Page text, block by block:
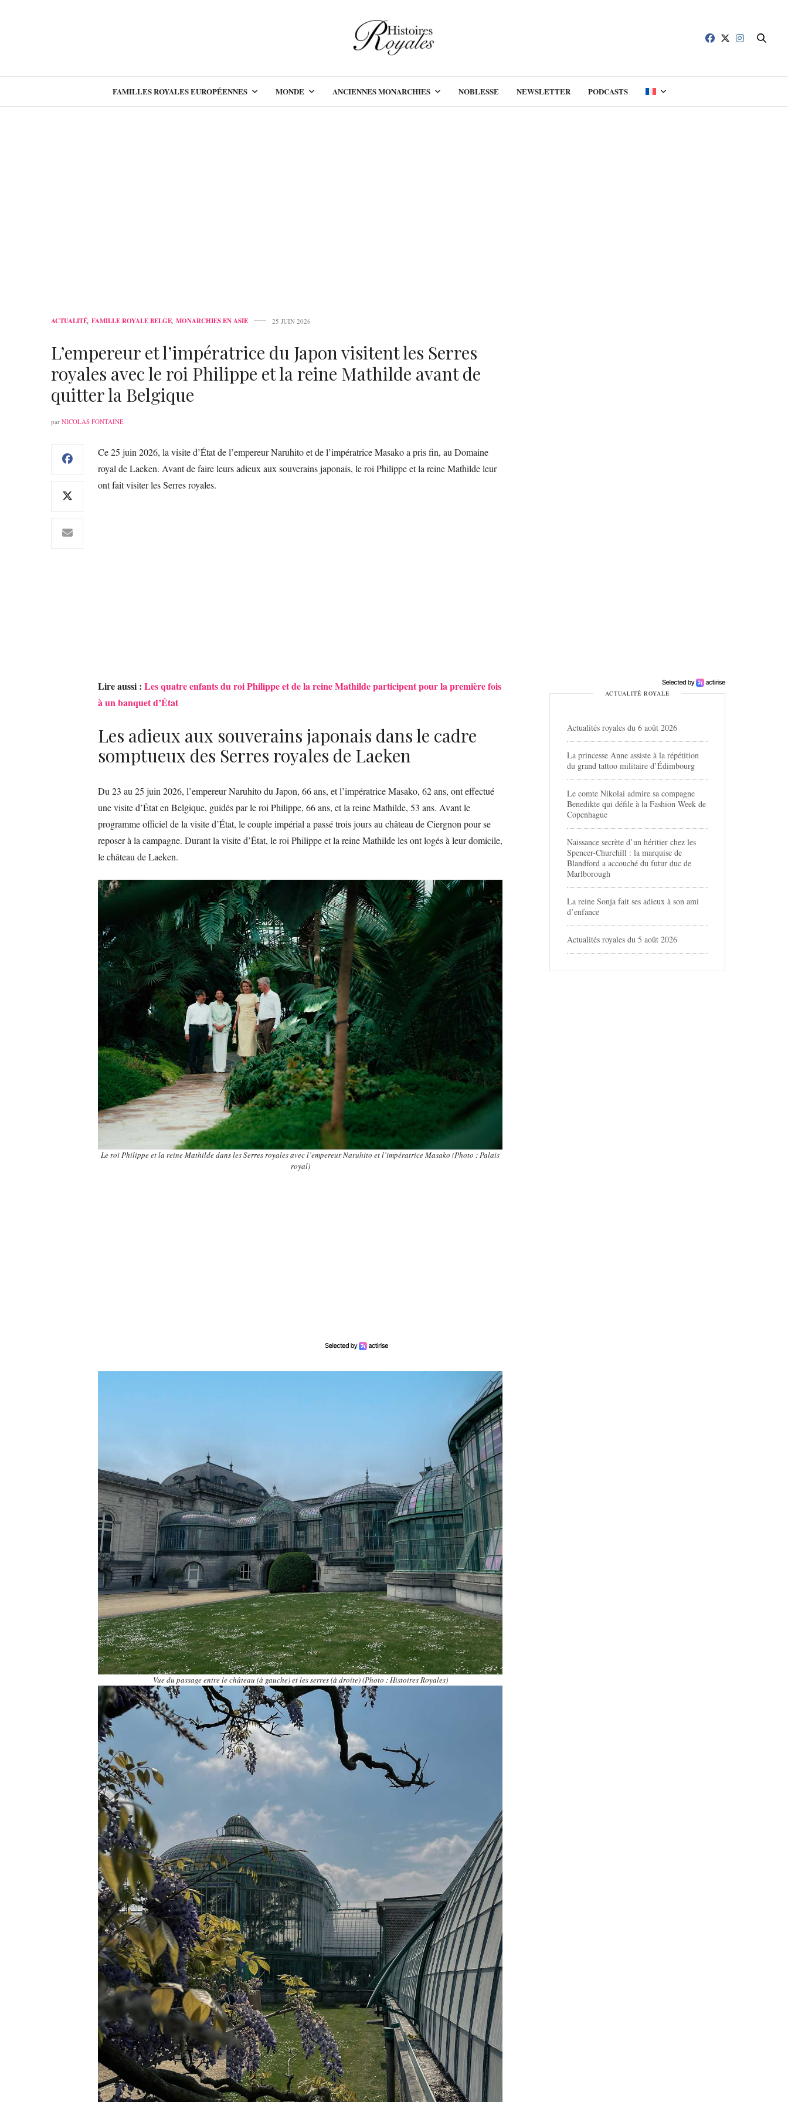
FAMILLES ROYALES EUROPÉENNES MONDE ANCIENNES MONARCHIES NOBLESSE NEWSLETTER PODCASTS
ACTUALITÉ, FAMILLE ROYALE BELGE, MONARCHIES EN ASIE 25 JUIN 2026
L’empereur et l’impératrice du Japon visitent les Serres
royales avec le roi Philippe et la reine Mathilde avant de
quitter la Belgique
par NICOLAS FONTAINE
Ce 25 juin 2026, la visite d’État de l’empereur Naruhito et de l’impératrice Masako a pris fin, au Domaine
royal de Laeken. Avant de faire leurs adieux aux souverains japonais, le roi Philippe et la reine Mathilde leur
ont fait visiter les Serres royales.
Lire aussi : Les quatre enfants du roi Philippe et de la reine Mathilde participent pour la première fois
à un banquet d’État
Les adieux aux souverains japonais dans le cadre
somptueux des Serres royales de Laeken
Du 23 au 25 juin 2026, l’empereur Naruhito du Japon, 66 ans, et l’impératrice Masako, 62 ans, ont effectué
une visite d’État en Belgique, guidés par le roi Philippe, 66 ans, et la reine Mathilde, 53 ans. Avant le
programme officiel de la visite d’État, le couple impérial a passé trois jours au château de Ciergnon pour se
reposer à la campagne. Durant la visite d’État, le roi Philippe et la reine Mathilde les ont logés à leur domicile,
le château de Laeken.
Le roi Philippe et la reine Mathilde dans les Serres royales avec l’empereur Naruhito et l’impératrice Masako (Photo : Palais
royal)
Vue du passage entre le château (à gauche) et les serres (à droite) (Photo : Histoires Royales)
ACTUALITÉ ROYALE
Actualités royales du 6 août 2026
La princesse Anne assiste à la répétition
du grand tattoo militaire d’Édimbourg
Le comte Nikolai admire sa compagne
Benedikte qui défile à la Fashion Week de
Copenhague
Naissance secrète d’un héritier chez les
Spencer-Churchill : la marquise de
Blandford a accouché du futur duc de
Marlborough
La reine Sonja fait ses adieux à son ami
d’enfance
Actualités royales du 5 août 2026